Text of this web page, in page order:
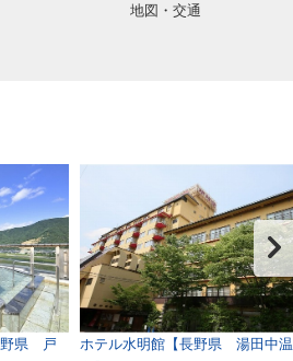
地図・交通
野県 戸
ホテル水明館【長野県 湯田中温